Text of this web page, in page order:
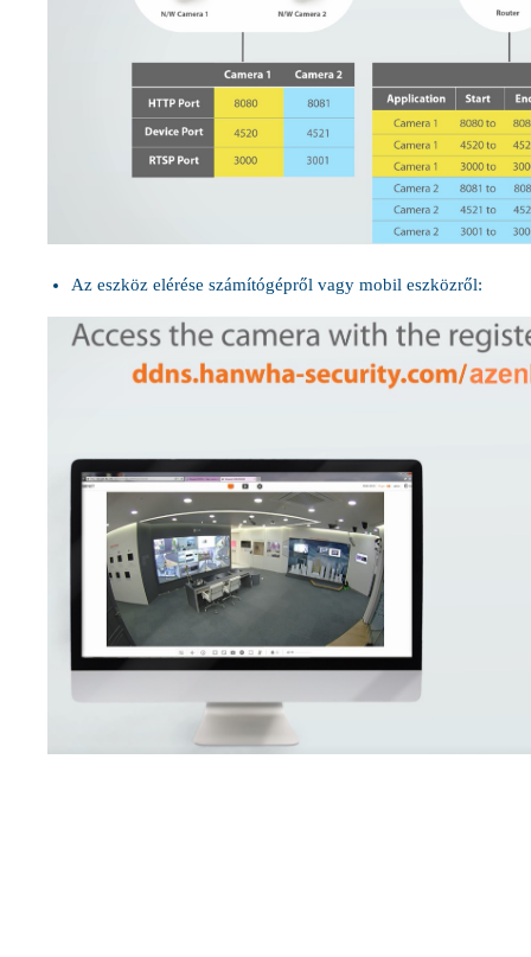
Az eszköz elérése számítógépről vagy mobil eszközről: